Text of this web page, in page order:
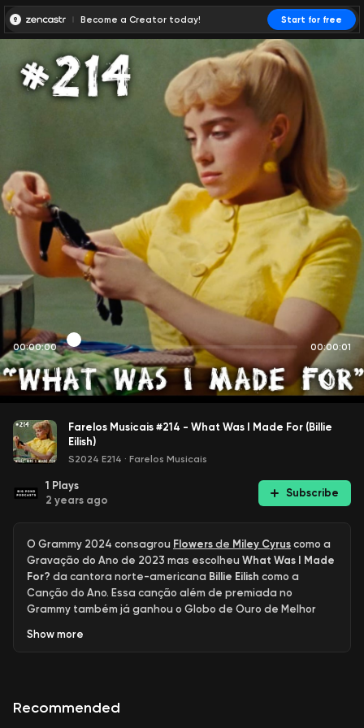
Become a Creator today! Start for free
00:00:00 00:00:01
Farelos Musicais #214 - What Was I Made For (Billie
Eilish)
S2024 E214 · Farelos Musicais
1 Plays
2 years ago
Subscribe
O Grammy 2024 consagrou Flowers de Miley Cyrus como a
Gravação do Ano de 2023 mas escolheu What Was I Made
For? da cantora norte-americana Billie Eilish como a
Canção do Ano. Essa canção além de premiada no
Grammy também já ganhou o Globo de Ouro de Melhor
parte importante da trilha sonora do simbólico filme da
letra, a carreira da Billie e não apenas o filme da Barbie
Show more
Recommended